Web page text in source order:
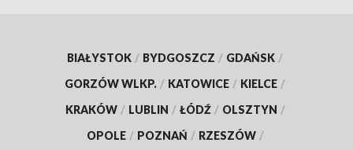
BIAŁYSTOK / BYDGOSZCZ / GDAŃSK /
GORZÓW WLKP. / KATOWICE / KIELCE /
KRAKÓW / LUBLIN / ŁÓDŹ / OLSZTYN /
OPOLE / POZNAŃ / RZESZÓW /